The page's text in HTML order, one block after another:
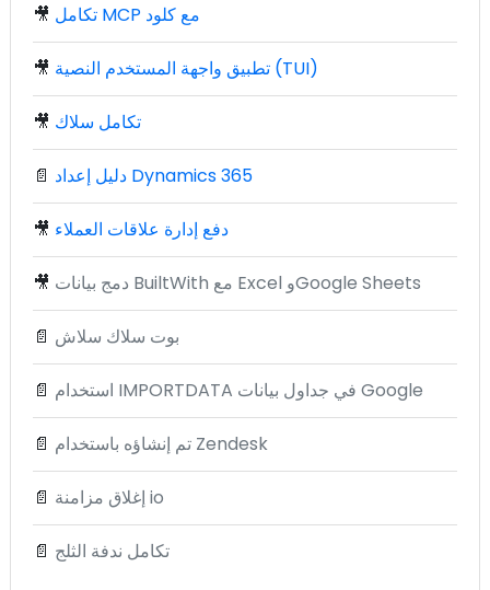
🎥 تكامل MCP مع كلود
🎥 تطبيق واجهة المستخدم النصية (TUI)
🎥 تكامل سلاك
📄 دليل إعداد Dynamics 365
🎥 دفع إدارة علاقات العملاء
🎥 دمج بيانات BuiltWith مع Excel وGoogle Sheets
📄 بوت سلاك سلاش
📄 استخدام IMPORTDATA في جداول بيانات Google
📄 تم إنشاؤه باستخدام Zendesk
📄 إغلاق مزامنة io
📄 تكامل ندفة الثلج